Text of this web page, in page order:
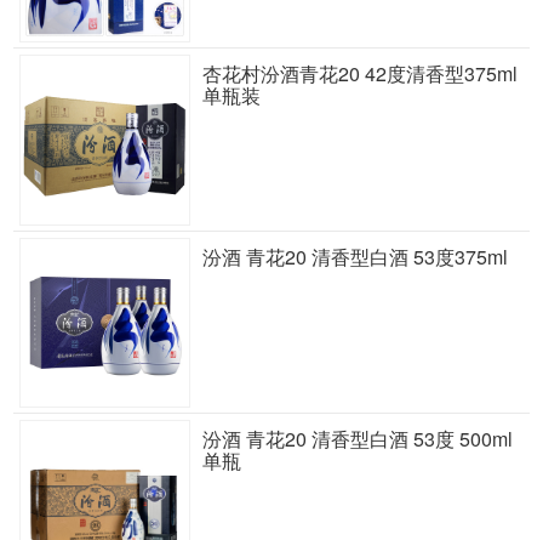
杏花村汾酒青花20 42度清香型375ml
单瓶装
汾酒 青花20 清香型白酒 53度375ml
汾酒 青花20 清香型白酒 53度 500ml
单瓶